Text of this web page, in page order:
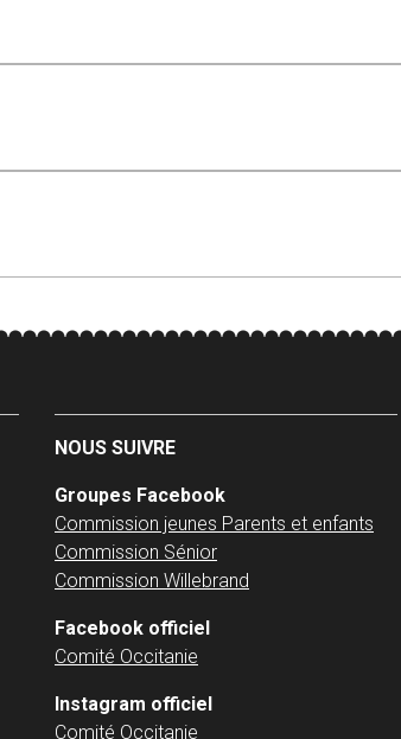
NOUS SUIVRE
Groupes Facebook
Commission jeunes Parents et enfants
Commission Sénior
Commission Willebrand
Facebook officiel
Comité Occitanie
Instagram officiel
Comité Occitanie